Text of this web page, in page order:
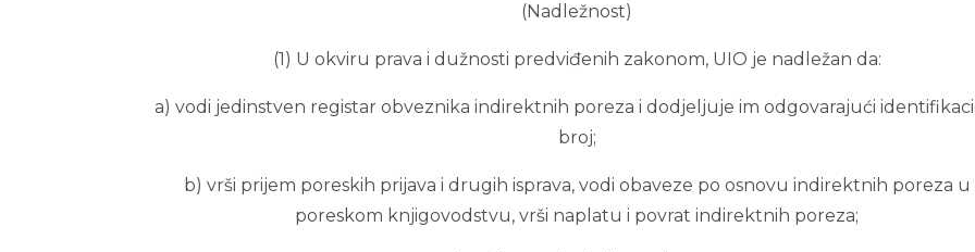
(Nadležnost)
(1) U okviru prava i dužnosti predviđenih zakonom, UIO je nadležan da:
a) vodi jedinstven registar obveznika indirektnih poreza i dodjeljuje im odgovarajući
broj;
b) vrši prijem poreskih prijava i drugih isprava, vodi obaveze po osnovu indirektnih poreza u
poreskom knjigovodstvu, vrši naplatu i povrat indirektnih poreza;